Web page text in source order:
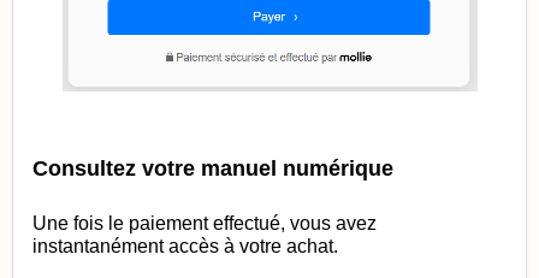
Consultez votre manuel numérique
Une fois le paiement effectué, vous avez
instantanément accès à votre achat.